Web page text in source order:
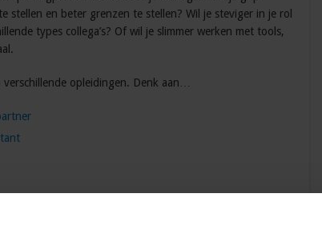
stellen en beter grenzen te stellen? Wil je steviger in je rol
types collega’s? Of wil je slimmer werken met tools,
opleidingen. Denk aan…
opleidingen, want er is heel veel meer!